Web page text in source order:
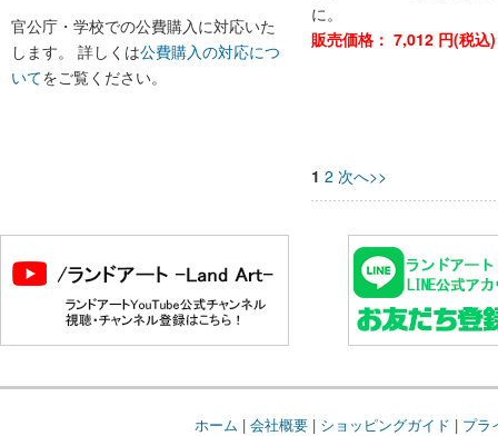
官公庁・学校での公費購入に対応いた
します。 詳しくは公費購入の対応につ
いてをご覧ください。
に。
販売価格： 7,012 円(税
1 2 次へ>>
ホーム | 会社概要| ショッピングガイド | プラ